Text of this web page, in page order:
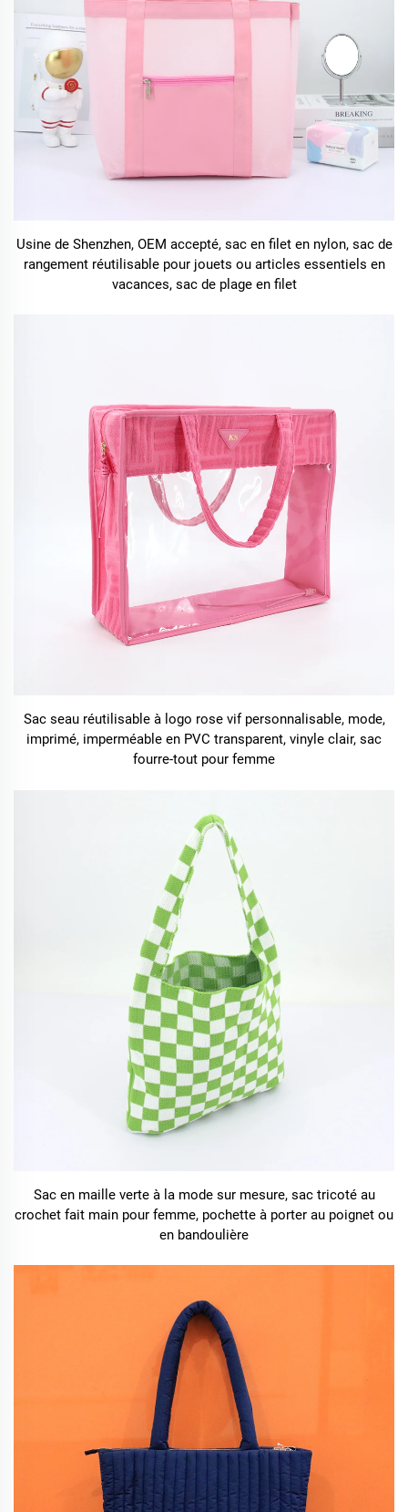
Usine de Shenzhen, OEM accepté, sac en filet en nylon, sac de
rangement réutilisable pour jouets ou articles essentiels en
vacances, sac de plage en filet
Sac seau réutilisable à logo rose vif personnalisable, mode,
imprimé, imperméable en PVC transparent, vinyle clair, sac
fourre-tout pour femme
Sac en maille verte à la mode sur mesure, sac tricoté au
crochet fait main pour femme, pochette à porter au poignet ou
en bandoulière